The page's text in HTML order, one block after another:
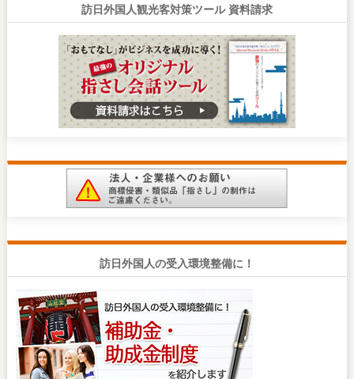
訪日外国人観光客対策ツール 資料請求
訪日外国人の受入環境整備に！